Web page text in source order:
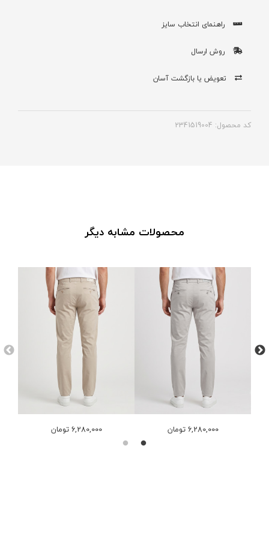
راهنمای انتخاب سایز
روش ارسال
تعویض یا بازگشت آسان
کد محصول: 2341519004
محصولات مشابه دیگر
6,280,000 تومان 6,280,000 تومان